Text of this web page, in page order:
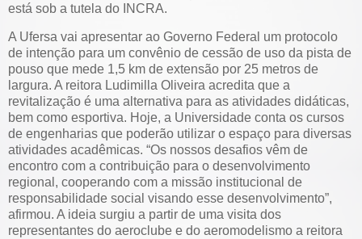
está sob a tutela do INCRA.
A Ufersa vai apresentar ao Governo Federal um protocolo
de intenção para um convênio de cessão de uso da pista de
pouso que mede 1,5 km de extensão por 25 metros de
largura. A reitora Ludimilla Oliveira acredita que a
revitalização é uma alternativa para as atividades didáticas,
bem como esportiva. Hoje, a Universidade conta os cursos
de engenharias que poderão utilizar o espaço para diversas
atividades acadêmicas. “Os nossos desafios vêm de
encontro com a contribuição para o desenvolvimento
regional, cooperando com a missão institucional de
responsabilidade social visando esse desenvolvimento”,
afirmou. A ideia surgiu a partir de uma visita dos
representantes do aeroclube e do aeromodelismo a reitora